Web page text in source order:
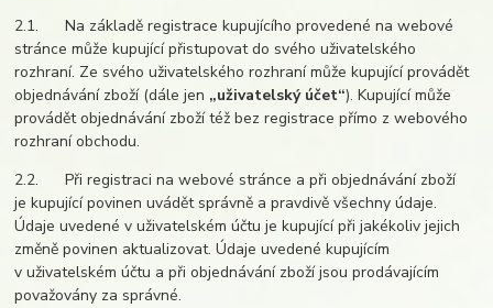
2.1. Na základě registrace kupujícího provedené na webové
stránce může kupující přistupovat do svého uživatelského
rozhraní. Ze svého uživatelského rozhraní může kupující provádět
objednávání zboží (dále jen „uživatelský účet“). Kupující může
provádět objednávání zboží též bez registrace přímo z webového
rozhraní obchodu.
2.2. Při registraci na webové stránce a při objednávání zboží
je kupující povinen uvádět správně a pravdivě všechny údaje.
Údaje uvedené v uživatelském účtu je kupující při jakékoliv jejich
změně povinen aktualizovat. Údaje uvedené kupujícím
v uživatelském účtu a při objednávání zboží jsou prodávajícím
považovány za správné.